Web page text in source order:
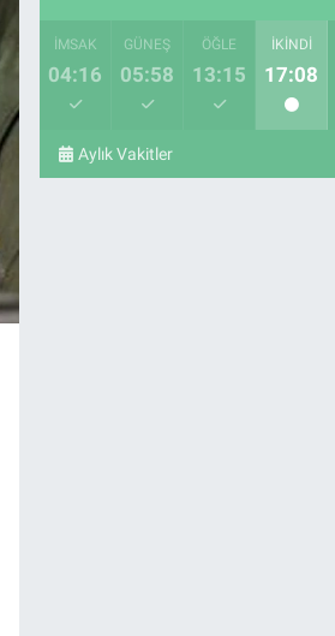
İMSAK
04:16
GÜNEŞ
05:58
ÖĞLE
13:15
İKINDI
17:08
Aylık Vakitler